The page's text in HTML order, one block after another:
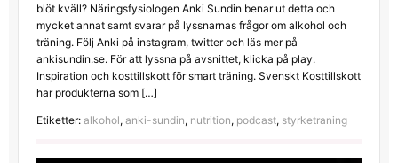
blöt kväll? Näringsfysiologen Anki Sundin benar ut detta och
mycket annat samt svarar på lyssnarnas frågor om alkohol och
träning. Följ Anki på instagram, twitter och läs mer på
ankisundin.se. För att lyssna på avsnittet, klicka på play.
Inspiration och kosttillskott för smart träning. Svenskt Kosttillskott
har produkterna som […]
Etiketter: alkohol, anki-sundin, nutrition, podcast, styrketraning